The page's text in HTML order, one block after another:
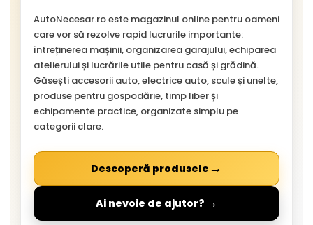
AutoNecesar.ro este magazinul online pentru oameni
care vor să rezolve rapid lucrurile importante:
întreținerea mașinii, organizarea garajului, echiparea
atelierului și lucrările utile pentru casă și grădină.
Găsești accesorii auto, electrice auto, scule și unelte,
produse pentru gospodărie, timp liber și
echipamente practice, organizate simplu pe
categorii clare.
Descoperă produsele →
Ai nevoie de ajutor? →